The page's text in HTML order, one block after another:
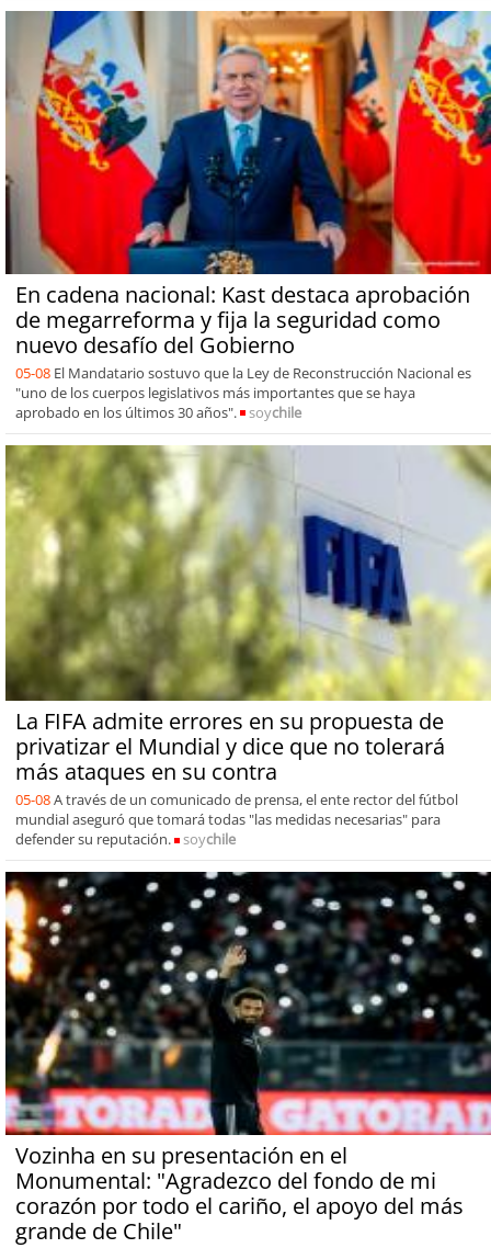
En cadena nacional: Kast destaca aprobación
de megarreforma y fija la seguridad como
nuevo desafío del Gobierno
05-08 El Mandatario sostuvo que la Ley de Reconstrucción Nacional es
"uno de los cuerpos legislativos más importantes que se haya
aprobado en los últimos 30 años".
soychile
La FIFA admite errores en su propuesta de
privatizar el Mundial y dice que no tolerará
más ataques en su contra
05-08A través de un comunicado de prensa, el ente rector del fútbol
mundial aseguró que tomará todas "las medidas necesarias" para
defender su reputación.
soychile
Vozinha en su presentación en el
Monumental: "Agradezco del fondo de mi
corazón por todo el cariño, el apoyo del más
grande de Chile"